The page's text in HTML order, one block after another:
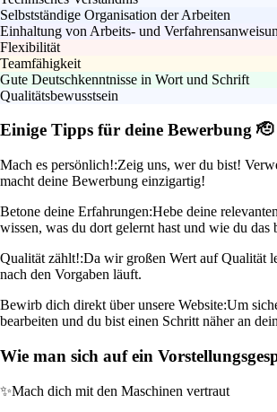
Selbstständige Organisation der Arbeiten
Einhaltung von Arbeits- und
Flexibilität
Teamfähigkeit
Gute Deutschkenntnisse in Wort und Schrift
Qualitätsbewusstsein
Einige Tipps für deine Bewerbung 🫡
Mach es persönlich!:Zeig uns, wer du bist!
macht deine Bewerbung einzigartig!
Betone deine Erfahrungen:Hebe deine
wissen, was du dort gelernt hast und wie du das
Qualität zählt!:Da wir großen Wert auf Qualität
nach den Vorgaben läuft.
Bewirb dich direkt über unsere Website:Um
bearbeiten und du bist einen Schritt näher an
Wie man sich auf ein
✨Mach dich mit den Maschinen vertraut